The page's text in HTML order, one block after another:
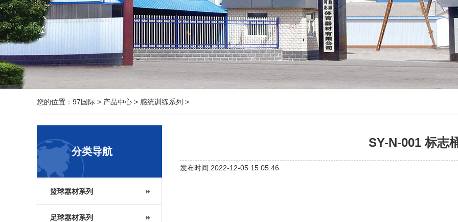
您的位置： 97国际 > 产品中心 > 感统训练系列 >
分类导航
篮球器材系列
足球器材系列
SY-N-001 标志
发布时间:2022-12-05 15:05:46